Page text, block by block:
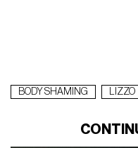
BODY SHAMING LIZZO